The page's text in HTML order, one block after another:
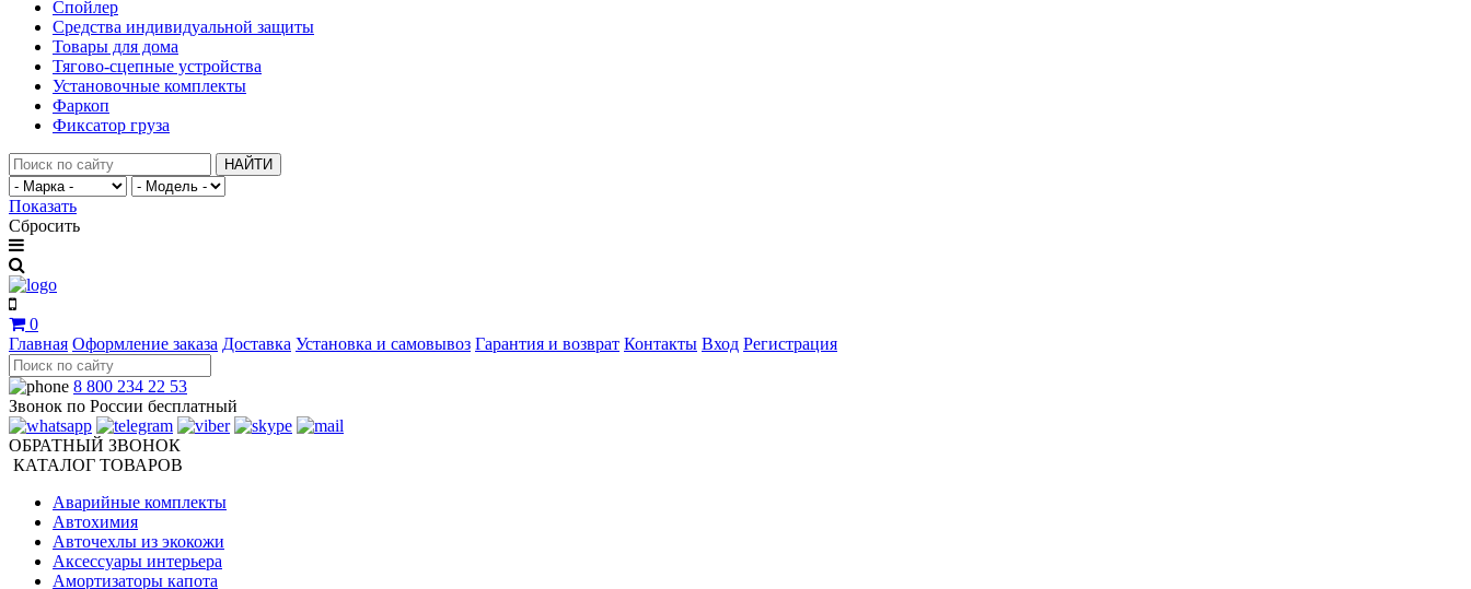
Спойлер
Средства индивидуальной защиты
Товары для дома
Тягово-сцепные устройства
Установочные комплекты
Фаркоп
Фиксатор груза
НАЙТИ
Показать
Сбросить
0
Главная Оформление заказа Доставка Установка и самовывоз Гарантия и возврат Контакты Вход Регистрация
8 800 234 22 53
Звонок по России бесплатный
ОБРАТНЫЙ ЗВОНОК
КАТАЛОГ ТОВАРОВ
Аварийные комплекты
Автохимия
Авточехлы из экокожи
Аксессуары интерьера
Амортизаторы капота